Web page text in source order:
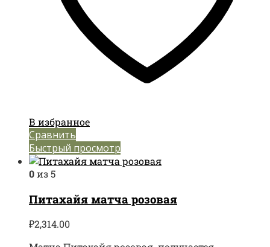
В избранное
Сравнить
Быстрый просмотр
0из 5
Питахайя матча розовая
₽2,314.00